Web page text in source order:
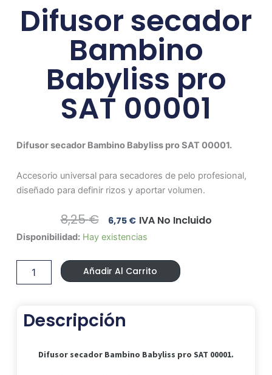
Difusor secador
Bambino
Babyliss pro
SAT 00001
Difusor secador Bambino Babyliss pro SAT 00001.
Accesorio universal para secadores de pelo profesional,
diseñado para definir rizos y aportar volumen.
8,25€ El
Precio
Original
Era:
8,25 €.
6,75 €El
Precio
Actual
Es:
6,75 €.
IVA No Incluido
Disponibilidad: Hay existencias
Difusor
Bambino
Babyliss
pro
cantidad
Añadir Al Carrito
Descripción
Difusor secador Bambino Babyliss pro SAT 00001.